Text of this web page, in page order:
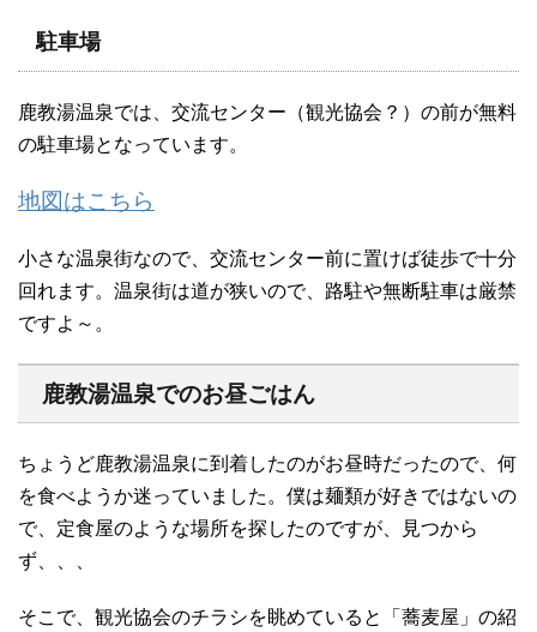
駐車場
鹿教湯温泉では、交流センター（観光協会？）の前が無料
の駐車場となっています。
地図はこちら
小さな温泉街なので、交流センター前に置けば徒歩で十分
回れます。温泉街は道が狭いので、路駐や無断駐車は厳禁
ですよ～。
鹿教湯温泉でのお昼ごはん
ちょうど鹿教湯温泉に到着したのがお昼時だったので、何
を食べようか迷っていました。僕は麺類が好きではないの
で、定食屋のような場所を探したのですが、見つから
ず、、、
そこで、観光協会のチラシを眺めていると「蕎麦屋」の紹